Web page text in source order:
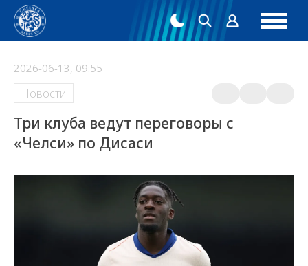
2026-06-13, 09:55
Новости
Три клуба ведут переговоры с
«Челси» по Дисаси